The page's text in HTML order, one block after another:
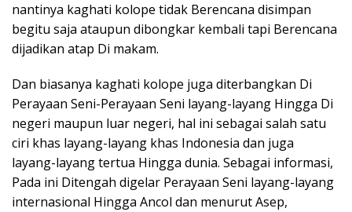
nantinya kaghati kolope tidak Berencana disimpan
begitu saja ataupun dibongkar kembali tapi Berencana
dijadikan atap Di makam.
Dan biasanya kaghati kolope juga diterbangkan Di
Perayaan Seni-Perayaan Seni layang-layang Hingga Di
negeri maupun luar negeri, hal ini sebagai salah satu
ciri khas layang-layang khas Indonesia dan juga
layang-layang tertua Hingga dunia. Sebagai informasi,
Pada ini Ditengah digelar Perayaan Seni layang-layang
internasional Hingga Ancol dan menurut Asep,